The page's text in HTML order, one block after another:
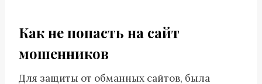
Как не попасть на сайт
мошенников
Для защиты от обманных сайтов, была